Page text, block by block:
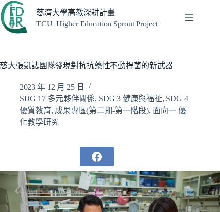
跳
至
主
容
慈濟大學高教深耕計畫
TCU_Higher Education Sprout Project
慈大張凱誌團隊發現對抗抗藥性不動桿菌的新武器
2023 年 12 月 25 日
SDG 17 多元夥伴關係, SDG 3 健康與福祉, SDG 4
優質教育, 成果專區(第二期-第一階段), 面向一 優
化教學研究